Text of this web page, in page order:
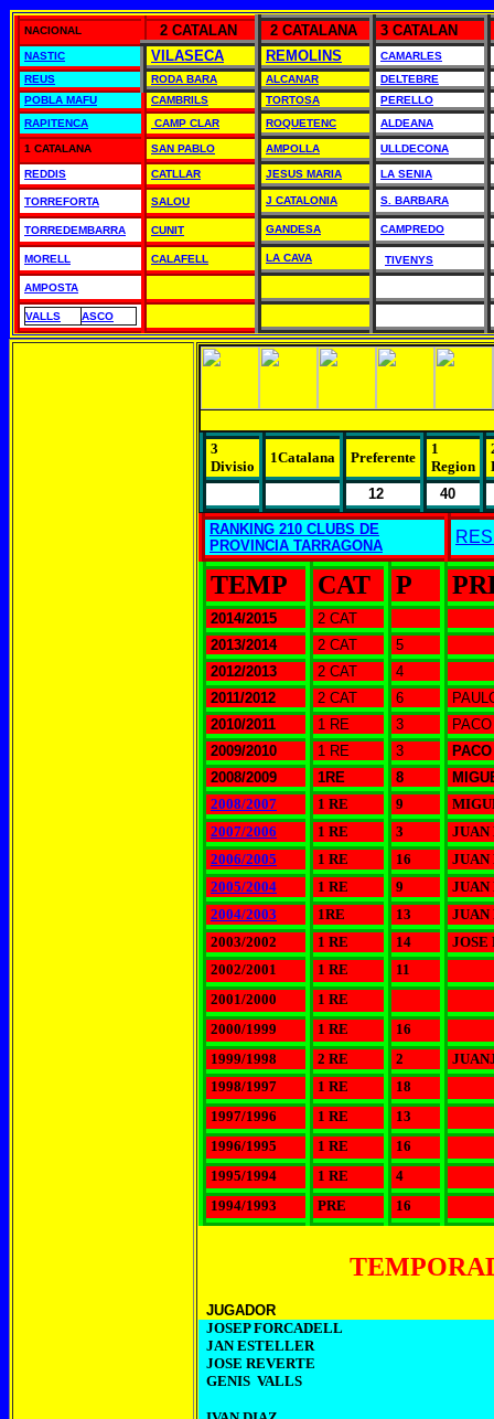
NACIONAL 2 CATALAN 2 CATALANA 3 CATALAN
NASTIC VILASECA REMOLINS
CAMARLES
REUS
RODA BARA ALCANAR
DELTEBRE
POBLA MAFU
CAMBRILS TORTOSA
PERELLO
RAPITENCA
CAMP CLAR ROQUETENC ALDEANA
1 CATALANA SAN PABLO AMPOLLA ULLDECONA
REDDIS CATLLAR JESUS MARIA LA SENIA
TORREFORTA SALOU J CATALONIA S. BARBARA
TORREDEMBARRA CUNIT GANDESA CAMPREDO
MORELL CALAFELL LA CAVA TIVENYS
AMPOSTA
VALLS ASCO
3
Divisio
1Catalana Preferente
1
Region
12
40
RANKING 210 CLUBS DE
PROVINCIA TARRAGONA
TEMP CAT P
2014/2015
2 CAT
2013/2014
2 CAT
5
2012/2013
2 CAT
4
2011/2012
2 CAT 6
2010/2011
1 RE 3
2009/2010
1 RE 3
2008/2009
1RE 8
2008/2007
1 RE 9
2007/2006
1 RE 3
JUAN
2006/2005
1 RE 16
JUAN
2005/2004
1 RE 9
JUAN
2004/2003
1RE 13
JUAN
2003/2002
1 RE 14
JOSE
2002/2001
1 RE
11
2001/2000
1 RE
2000/1999
1 RE
16
1999/1998
2 RE 2
1998/1997
1 RE
18
1997/1996
1 RE
13
1996/1995
1 RE
16
1995/1994
1 RE
4
1994/1993
PRE 16
JUGADOR
JOSEPFORCADELL
JANESTELLER
JOSE REVERTE
GENIS VALLS